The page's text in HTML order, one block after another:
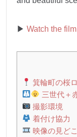
▶︎ Watch the
箕輪町の桜
三世代＋
撮影環境
着付け協力
映像の見ど